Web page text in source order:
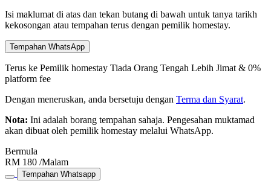
Isi maklumat di atas dan tekan butang di bawah untuk tanya tarikh
kekosongan atau tempahan terus dengan pemilik homestay.
Tempahan WhatsApp
Terus ke Pemilik homestay Tiada Orang Tengah Lebih Jimat & 0%
platform fee
Dengan meneruskan, anda bersetuju dengan Terma dan Syarat.
Nota: Ini adalah borang tempahan sahaja. Pengesahan muktamad
akan dibuat oleh pemilik homestay melalui WhatsApp.
Bermula
RM 180 /Malam
Tempahan Whatsapp